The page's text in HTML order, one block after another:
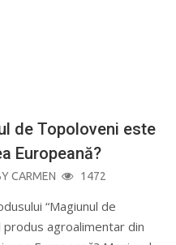
de Topoloveni este
Europeană?
CARMEN 1472
“Magiunul de
agroalimentar din